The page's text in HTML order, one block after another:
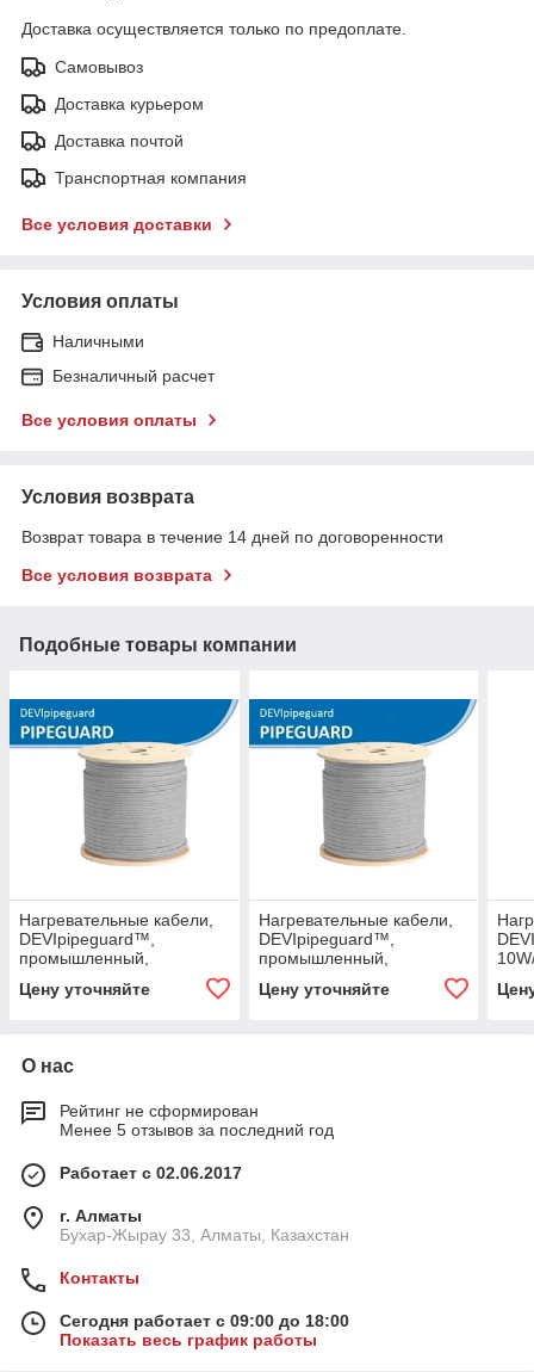
Доставка осуществляется только по предоплате.
Самовывоз
Доставка курьером
Доставка почтой
Транспортная компания
Все условия доставки
Условия оплаты
Наличными
Безналичный расчет
Все условия оплаты
Условия возврата
Возврат товара в течение 14 дней по договоренности
Все условия возврата
Подобные товары компании
Нагревательные кабели,
DEVIpipeguard™,
промышленный,
Цену уточняйте
Нагревательные кабели,
DEVIpipeguard™,
промышленный,
Цену уточняйте
О нас
Рейтинг не сформирован
Менее 5 отзывов за последний год
Работает с 02.06.2017
г. Алматы
Бухар-Жырау 33, Алматы, Казахстан
Контакты
Сегодня работает с 09:00 до 18:00
Показать весь график работы